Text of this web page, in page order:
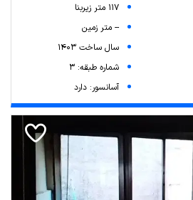
117 متر زیربنا
-- متر زمین
سال ساخت 1403
شماره طبقه: 3
آسانسور: دارد